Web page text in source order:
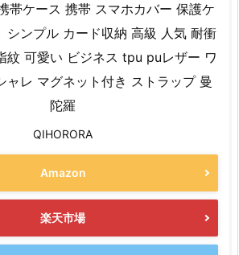
帯ケース 携帯 スマホカバー 保護ケ
シンプル カード収納 高級 人気 耐衝
紋 可愛い ビジネス tpu puレザー ワ
ャレ マグネット付き ストラップ 曼
陀羅
QIHORORA
Amazon
楽天市場